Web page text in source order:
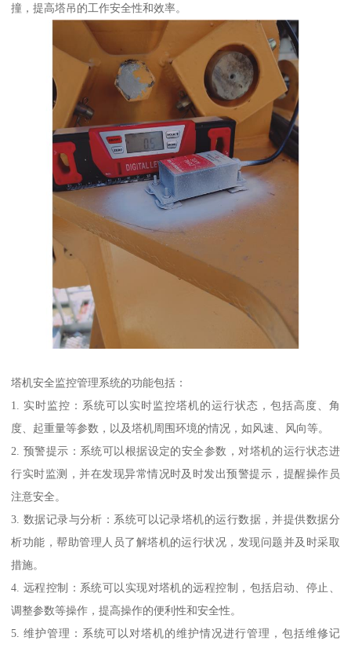
撞，提高塔吊的工作安全性和效率。
塔机安全监控管理系统的功能包括：
1. 实时监控：系统可以实时监控塔机的运行状态，包括高度、角
度、起重量等参数，以及塔机周围环境的情况，如风速、风向等。
2. 预警提示：系统可以根据设定的安全参数，对塔机的运行状态进
行实时监测，并在发现异常情况时及时发出预警提示，提醒操作员
注意安全。
3. 数据记录与分析：系统可以记录塔机的运行数据，并提供数据分
析功能，帮助管理人员了解塔机的运行状况，发现问题并及时采取
措施。
4. 远程控制：系统可以实现对塔机的远程控制，包括启动、停止、
调整参数等操作，提高操作的便利性和安全性。
5. 维护管理：系统可以对塔机的维护情况进行管理，包括维修记